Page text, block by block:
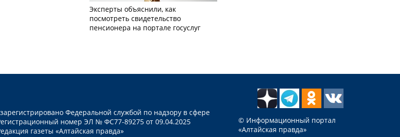
Эксперты объяснили, как
посмотреть свидетельство
пенсионера на портале госуслуг
Федеральной службой по надзору в сфере
номер ЭЛ № ФС77-89275 от 09.04.2025
газеты «Алтайская правда»
© Информационный портал
«Алтайская правда»